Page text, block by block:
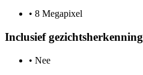
• 8 Megapixel
Inclusief gezichtsherkenning
• Nee